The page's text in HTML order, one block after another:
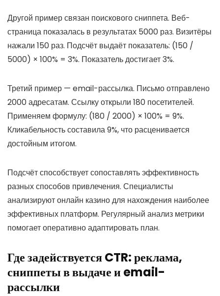
Другой пример связан поискового сниппета. Веб-
страница показалась в результатах 5000 раз. Визитёры
нажали 150 раз. Подсчёт выдаёт показатель: (150 /
5000) × 100% = 3%. Показатель достигает 3%.
Третий пример — email-рассылка. Письмо отправлено
2000 адресатам. Ссылку открыли 180 посетителей.
Применяем формулу: (180 / 2000) × 100% = 9%.
Кликабельность составила 9%, что расценивается
достойным итогом.
Подсчёт способствует сопоставлять эффективность
разных способов привлечения. Специалисты
анализируют онлайн казино для нахождения наиболее
эффективных платформ. Регулярный анализ метрики
помогает оперативно адаптировать план.
Где задействуется CTR: реклама,
сниппеты в выдаче и email-
рассылки